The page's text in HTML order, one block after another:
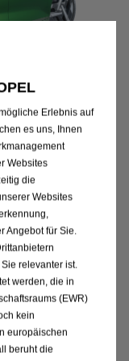
48 V mit Elektrisches 6-
CHF 35 250.–
500.–). Treibstoffverbrauch:
E. Leasingbeispiel:
nominal 2.99%, effektiv
inkl. MwSt.: CHF 359.–,
nicht inbegriffen.
Erlebnis auf
es uns, Ihnen
Websites
die
Websites
Angebot für Sie.
relevanter ist.
werden, die in
(EWR)
kein
europäischen
beruht die